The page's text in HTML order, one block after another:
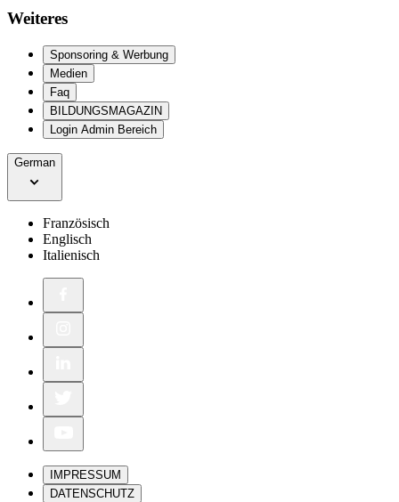
Weiteres
Sponsoring & Werbung
Medien
Faq
BILDUNGSMAGAZIN
Login Admin Bereich
German
Französisch
Englisch
Italienisch
IMPRESSUM
DATENSCHUTZ